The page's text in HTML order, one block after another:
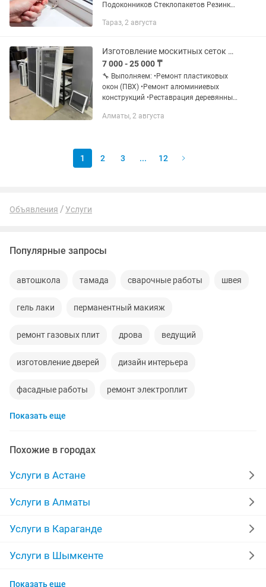
Подоконников Стеклопакетов Резинки
иинаружные
Тараз, 2 августа
Изготовление москитных сеток Алматы
7 000 - 25 000 ₸
🔧 Выполняем: •Ремонт пластиковых
окон (ПВХ) •Ремонт алюминиевых
конструкций •Реставрация деревянных
фурнитуры •Замена уплотнителей
Алматы, 2 августа
1 2 3 ... 12
Объявления Услуги
Популярные запросы
автошкола тамада сварочные работы швея
гель лаки перманентный макияж
ремонт газовых плит дрова ведущий
изготовление дверей дизайн интерьера
фасадные работы ремонт электроплит
пластиковые откосы
изготовление окон
ниш электрик
репетитор казахского языка
ремонт двигателя
автошколы
Показать еще
Похожие в городах
Услуги в Астане
Услуги в Алматы
Услуги в Караганде
Услуги в Шымкенте
Услуги в Актобе
Показать еще